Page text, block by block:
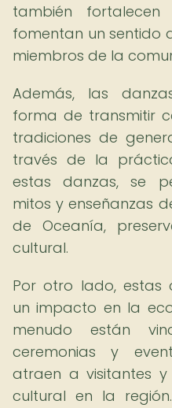
también
fomentan un sentido
miembros de la
Además, las
forma de transmitir
tradiciones de
través de la
estas danzas, se
mitos y enseñanzas
de Oceanía,
cultural.
Por otro lado, estas
un impacto en la
menudo están
ceremonias y
atraen a visitantes
cultural en la